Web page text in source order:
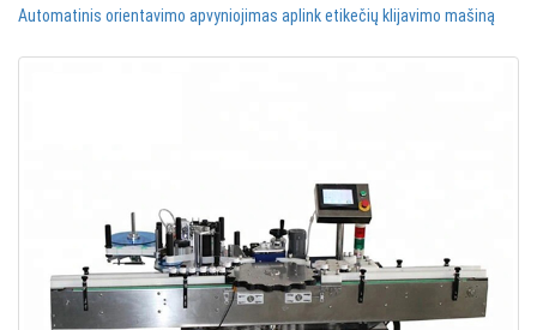
Automatinis orientavimo apvyniojimas aplink etikečių klijavimo mašiną